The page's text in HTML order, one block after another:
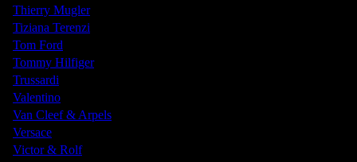
Thierry Mugler
Tiziana Terenzi
Tom Ford
Tommy Hilfiger
Trussardi
Valentino
Van Cleef & Arpels
Versace
Victor & Rolf